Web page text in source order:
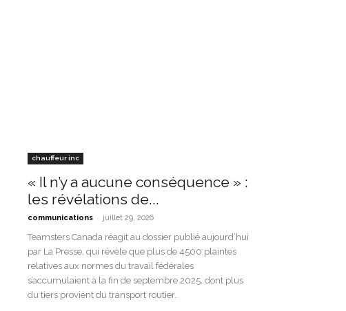
chauffeur inc
« Il n’y a aucune conséquence » :
les révélations de...
communications - juillet 29, 2026
Teamsters Canada réagit au dossier publié aujourd’hui
par La Presse, qui révèle que plus de 4500 plaintes
relatives aux normes du travail fédérales
s’accumulaient à la fin de septembre 2025, dont plus
du tiers provient du transport routier.